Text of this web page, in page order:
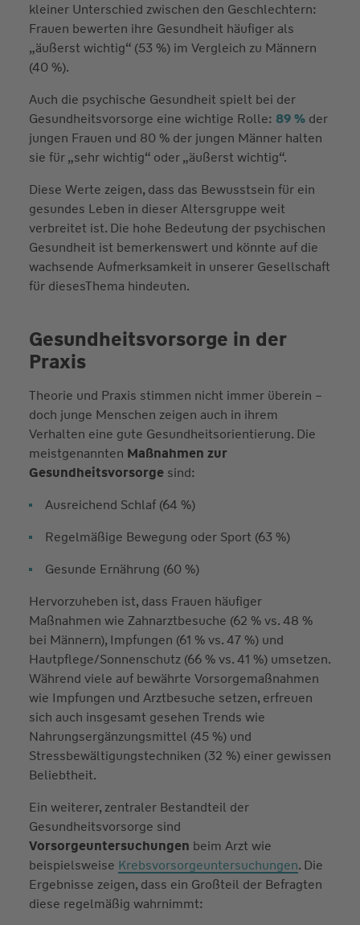
kleiner Unterschied zwischen den Geschlechtern:
Frauen bewerten ihre Gesundheit häufiger als
„äußerst wichtig“ (53 %) im Vergleich zu Männern
(40 %).
Auch die psychische Gesundheit spielt bei der
Gesundheitsvorsorge eine wichtige Rolle: 89 %der
jungen Frauen und 80 % der jungen Männer halten
sie für „sehr wichtig“ oder „äußerst wichtig“.
Diese Werte zeigen, dass das Bewusstsein für ein
gesundes Leben in dieser Altersgruppe weit
verbreitet ist. Die hohe Bedeutung der psychischen
Gesundheit ist bemerkenswert und könnte auf die
wachsende Aufmerksamkeit in unserer Gesellschaft
für diesesThema hindeuten.
Gesundheitsvorsorge in der
Praxis
Theorie und Praxis stimmen nicht immer überein –
doch junge Menschen zeigen auch in ihrem
Verhalten eine gute Gesundheitsorientierung. Die
meistgenannten Maßnahmen zur
Gesundheitsvorsorgesind:
Ausreichend Schlaf (64 %)
Regelmäßige Bewegung oder Sport (63 %)
Gesunde Ernährung (60 %)
Hervorzuheben ist, dass Frauen häufiger
Maßnahmen wie Zahnarztbesuche (62 % vs. 48 %
bei Männern), Impfungen (61 % vs. 47 %) und
Hautpflege/Sonnenschutz (66 % vs. 41 %) umsetzen.
Während viele auf bewährte Vorsorgemaßnahmen
wie Impfungen und Arztbesuche setzen, erfreuen
sich auch insgesamt gesehen Trends wie
Nahrungsergänzungsmittel (45 %) und
Stressbewältigungstechniken (32 %) einer gewissen
Beliebtheit.
Ein weiterer, zentraler Bestandteil der
Gesundheitsvorsorge sind
Vorsorgeuntersuchungen beim Arzt wie
beispielsweise Krebsvorsorgeuntersuchungen. Die
Ergebnisse zeigen, dass ein Großteil der Befragten
diese regelmäßig wahrnimmt: